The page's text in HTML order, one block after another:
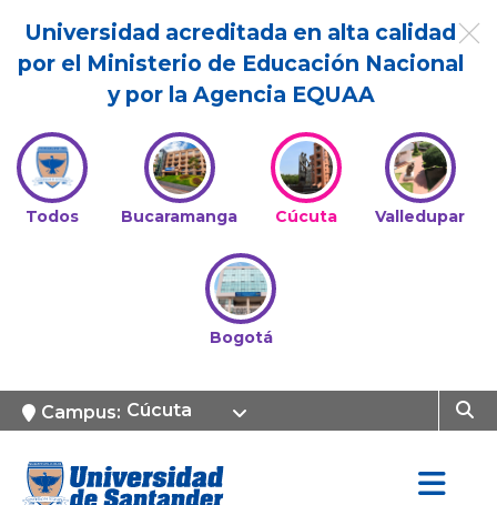
Universidad acreditada en alta calidad
por el Ministerio de Educación Nacional
y por la Agencia EQUAA
Todos Bucaramanga Cúcuta Valledupar
Bogotá
Campus: Cúcuta